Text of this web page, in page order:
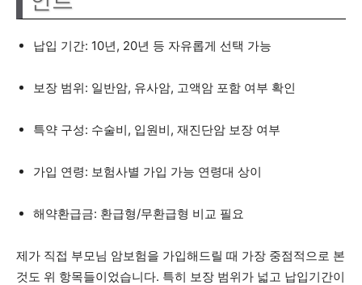
납입 기간: 10년, 20년 등 자유롭게 선택 가능
보장 범위: 일반암, 유사암, 고액암 포함 여부 확인
특약 구성: 수술비, 입원비, 재진단암 보장 여부
가입 연령: 보험사별 가입 가능 연령대 상이
해약환급금: 환급형/무환급형 비교 필요
제가 직접 부모님 암보험을 가입해드릴 때 가장 중점적으로 본
것도 위 항목들이었습니다. 특히 보장 범위가 넓고 납입기간이